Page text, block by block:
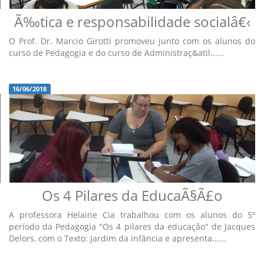
Ã‰tica e responsabilidade socialâ€‹
O Prof. Dr. Marcio Girotti promoveu junto com os alunos do
curso de Pedagogia e do curso de Administraç&atil......
16/06/2018
Os 4 Pilares da EducaÃ§Ã£o
A professora Helaine Cia trabalhou com os alunos do 5º
período da Pedagogia "Os 4 pilares da educação" de Jacques
Delors, com o Texto: Jardim da infância e apresenta......